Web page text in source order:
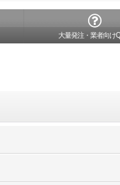
大量発注・業者向け